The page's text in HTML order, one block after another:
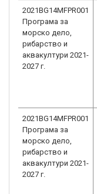
2021BG14MFPR001
Програма за
морско дело,
рибарство и
аквакултури 2021-
2027 г.
2021BG14MFPR001
Програма за
морско дело,
рибарство и
аквакултури 2021-
2027 г.